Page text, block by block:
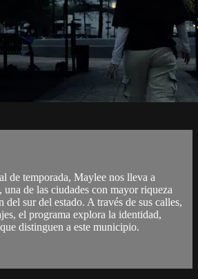
de temporada, Maylee nos lleva a
de las ciudades con mayor riqueza
sur del estado. A través de sus calles,
el programa explora la identidad,
distinguen a este municipio.